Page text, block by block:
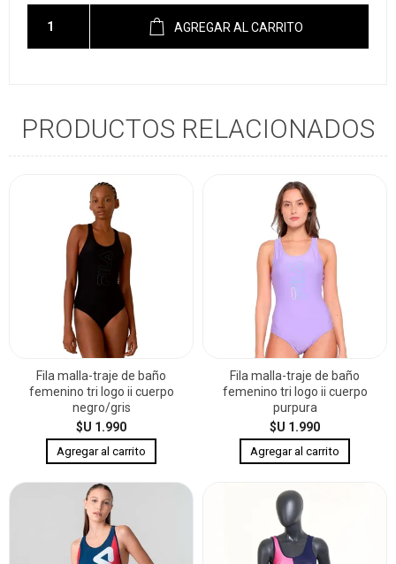
AGREGAR AL CARRITO
PRODUCTOS RELACIONADOS
Fila malla-traje de baño
femenino tri logo ii cuerpo
negro/gris
$U 1.990
Fila malla-traje de baño
femenino tri logo ii cuerpo
purpura
$U 1.990